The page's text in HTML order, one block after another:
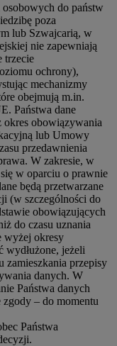
do państw
poza
lub Szwajcarią, w
nie zapewniają
trzecie
ochrony),
mechanizmy
obejmują m.in.
Państwa dane
okres obowiązywania
lub Umowy
przedawnienia
W zakresie, w
w oparciu o prawnie
będą przetwarzane
(w szczególności do
obowiązujących
do czasu uznania
wyżej okresy
wydłużone, jeżeli
zamieszkania przepisy
danych. W
Państwa danych
– do momentu
Państwa